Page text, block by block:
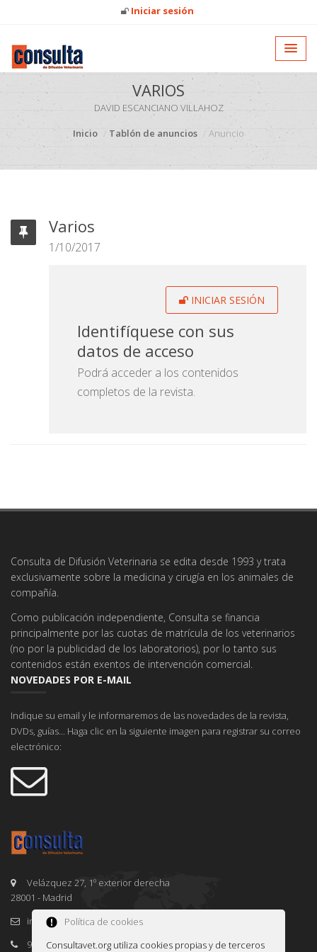
Iniciar sesión
VARIOS
DAVID ESCANCIANO VILLAHOZ
Inicio
Tablón de anuncios Anuncio
Varios
1/10/2017
INICIAR SESIÓN
Identifíquese con sus
datos de acceso
Podrá acceder a los contenidos
completos de la revista.
Consulta de Difusión Veterinaria se edita desde 1993 y trata
exclusivamente sobre la medicina y cirugía en los animales de
compañía.
Como publicación independiente, Consulta se financia
principalmente por las cuotas de matrícula de los veterinarios
(no por la publicidad de los laboratorios), por lo tanto sus
contenidos están exentos de intervención comercial.
NOVEDADES POR E-MAIL
Indique su email y le informaremos de las novedades de la revista,
DVDs, guías... Haga clic en la siguiente imagen para registrar su correo
electrónico:
Velázquez 27, 1º exterior derecha
28001 - Madrid
info@consultavet.org
91 995 38 25
Política de cookies
Consultavet.org utiliza cookies propias y de terceros